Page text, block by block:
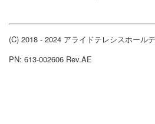
(C) 2018 - 2024 アライドテレシスホール
PN: 613-002606 Rev.AE